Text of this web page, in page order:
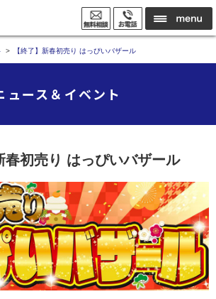
【終了】新春初売り はっぴいバザール
ュース＆イベント
春初売り はっぴいバザール